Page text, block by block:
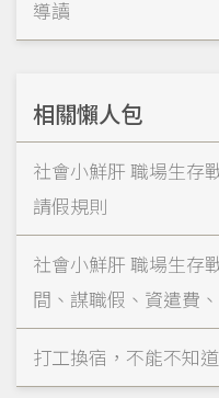
導讀
相關懶人包
社會小鮮肝 職場生存
請假規則
社會小鮮肝 職場生存
間、謀職假、資遣費
打工換宿，不能不知